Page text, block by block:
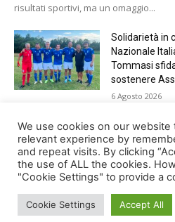
risultati sportivi, ma un omaggio...
Solidarietà in
Nazionale
Tommasi
sostenere
6 Agosto 2026
Shade,
Benji&Fede e
Jesolo con
5 Agosto 2026
We use cookies on our
relevant experience by
and repeat visits. By clicking
the use of ALL the cookies.
"Cookie Settings" to provide a
Cookie Settings Accept All